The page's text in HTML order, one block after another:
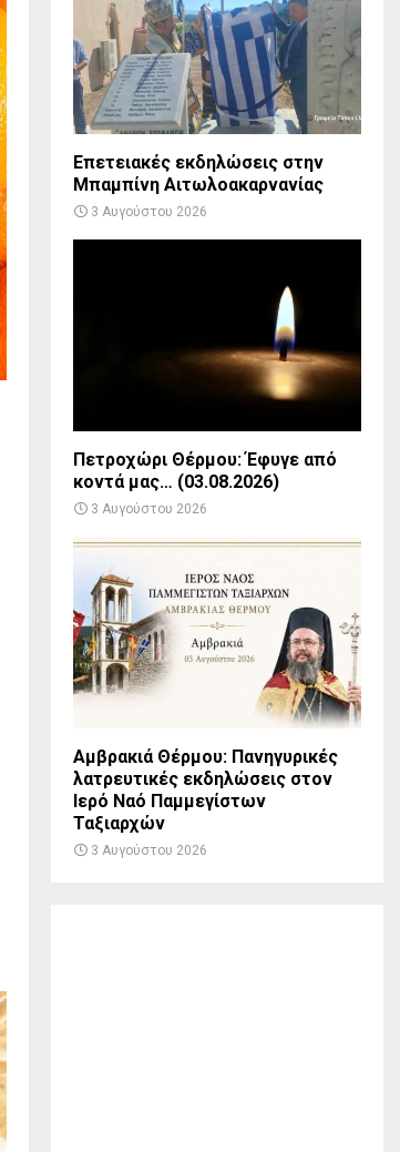
Επετειακές εκδηλώσεις στην
Μπαμπίνη Αιτωλοακαρνανίας
3 Αυγούστου 2026
Πετροχώρι Θέρμου: Έφυγε από
κοντά μας… (03.08.2026)
3 Αυγούστου 2026
Αμβρακιά Θέρμου: Πανηγυρικές
λατρευτικές εκδηλώσεις στον
Ιερό Ναό Παμμεγίστων
Ταξιαρχών
3 Αυγούστου 2026